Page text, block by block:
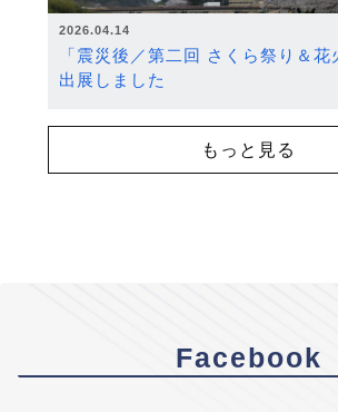
2026.04.14
「震災後／第二回 さくら祭り＆花
出展しました
もっと見る
Facebook